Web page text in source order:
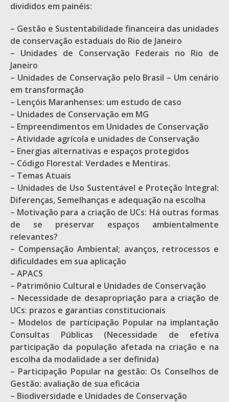
divididos em painéis:
– Gestão e Sustentabilidade financeira das unidades
de conservação estaduais do Rio de Janeiro
– Unidades de Conservação Federais no Rio de
Janeiro
– Unidades de Conservação pelo Brasil – Um cenário
em transformação
– Lençóis Maranhenses: um estudo de caso
– Unidades de Conservação em MG
– Empreendimentos em Unidades de Conservação
– Atividade agrícola e unidades de Conservação
– Energias alternativas e espaços protegidos
– Código Florestal: Verdades e Mentiras.
– Temas Atuais
– Unidades de Uso Sustentável e Proteção Integral:
Diferenças, Semelhanças e adequação na escolha
– Motivação para a criação de UCs: Há outras formas
de se preservar espaços ambientalmente
relevantes?
– Compensação Ambiental; avanços, retrocessos e
dificuldades em sua aplicação
– APACS
– Patrimônio Cultural e Unidades de Conservação
– Necessidade de desapropriação para a criação de
UCs: prazos e garantias constitucionais
– Modelos de participação Popular na implantação
Consultas Públicas (Necessidade de efetiva
participação da população afetada na criação e na
escolha da modalidade a ser definida)
– Participação Popular na gestão: Os Conselhos de
Gestão: avaliação de sua eficácia
– Biodiversidade e Unidades de Conservação